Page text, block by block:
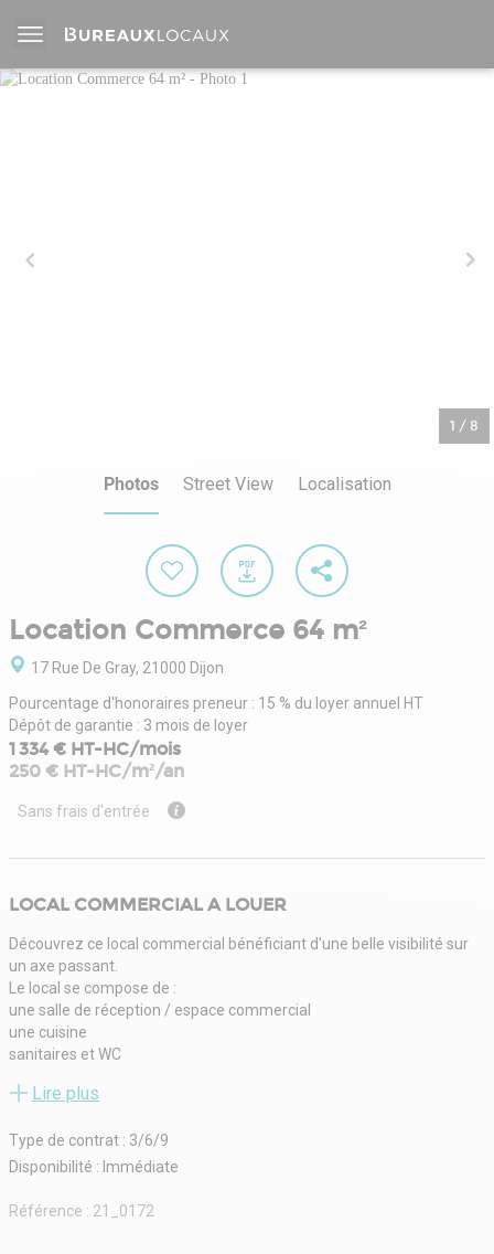
1 / 8
Photos Street View Localisation
Location Commerce 64 m²
17 Rue De Gray, 21000 Dijon
Pourcentage d'honoraires preneur : 15 % du loyer annuel HT
Dépôt de garantie : 3 mois de loyer
1 334 € HT-HC/mois
250 € HT-HC/m²/an
Sans frais d'entrée
LOCAL COMMERCIAL A LOUER
Découvrez ce local commercial bénéficiant d'une belle visibilité sur
un axe passant.
Le local se compose de :
une salle de réception / espace commercial
une cuisine
sanitaires et WC
une cave
l'implantation de nombreuses activités commerciales ou de
services.
emplacement d'angle offrant visibilité et linéaire vitrine
Lire plus
Type de contrat : 3/6/9
Disponibilité : Immédiate
Référence : 21_0172